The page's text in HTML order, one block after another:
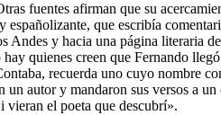
fuentes afirman que su
que escribía
Andes y hacia una página literaria
quienes creen que Fernando llegó
recuerda uno cuyo nombre
autor y mandaron sus versos a un
el poeta que descubrí».